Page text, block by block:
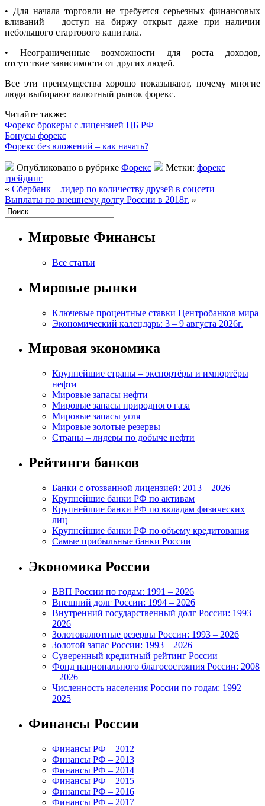
• Для начала торговли не требуется серьезных финансовых
вливаний – доступ на биржу открыт даже при наличии
небольшого стартового капитала.
• Неограниченные возможности для роста доходов,
отсутствие зависимости от других людей.
Все эти преимущества хорошо показывают, почему многие
люди выбирают валютный рынок форекс.
Читайте также:
Форекс брокеры с лицензией ЦБ РФ
Бонусы форекс
Форекс без вложений – как начать?
Опубликовано в рубрике Форекс Метки: форекс
трейдинг
« Сбербанк – лидер по количеству друзей в соцсети
Выплаты по внешнему долгу России в 2018г. »
Мировые Финансы
Все статьи
Мировые рынки
Ключевые процентные ставки Центробанков мира
Экономический календарь: 3 – 9 августа 2026г.
Мировая экономика
Крупнейшие страны – экспортёры и импортёры
нефти
Мировые запасы нефти
Мировые запасы природного газа
Мировые запасы угля
Мировые золотые резервы
Страны – лидеры по добыче нефти
Рейтинги банков
Банки с отозванной лицензией: 2013 – 2026
Крупнейшие банки РФ по активам
Крупнейшие банки РФ по вкладам физических
лиц
Крупнейшие банки РФ по объему кредитования
Самые прибыльные банки России
Экономика России
ВВП России по годам: 1991 – 2026
Внешний долг России: 1994 – 2026
Внутренний государственный долг России: 1993 –
2026
Золотовалютные резервы России: 1993 – 2026
Золотой запас России: 1993 – 2026
Суверенный кредитный рейтинг России
Фонд национального благосостояния России: 2008
– 2026
Численность населения России по годам: 1992 –
2025
Финансы России
Финансы РФ – 2012
Финансы РФ – 2013
Финансы РФ – 2014
Финансы РФ – 2015
Финансы РФ – 2016
Финансы РФ – 2017